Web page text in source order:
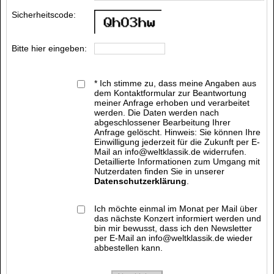
Sicherheitscode:
Bitte hier eingeben:
* Ich stimme zu, dass meine Angaben aus
dem Kontaktformular zur Beantwortung
meiner Anfrage erhoben und verarbeitet
werden. Die Daten werden nach
abgeschlossener Bearbeitung Ihrer
Anfrage gelöscht. Hinweis: Sie können Ihre
Einwilligung jederzeit für die Zukunft per E-
Mail an info@weltklassik.de widerrufen.
Detaillierte Informationen zum Umgang mit
Nutzerdaten finden Sie in unserer
Datenschutzerklärung
Ich möchte einmal im Monat per Mail über
das nächste Konzert informiert werden und
bin mir bewusst, dass ich den Newsletter
per E-Mail an info@weltklassik.de wieder
abbestellen kann.